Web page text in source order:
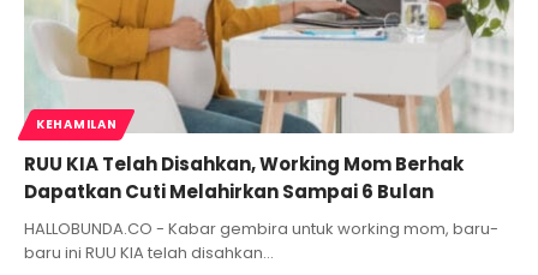
KEHAMILAN
RUU KIA Telah Disahkan, Working Mom Berhak
Dapatkan Cuti Melahirkan Sampai 6 Bulan
HALLOBUNDA.CO - Kabar gembira untuk working mom, baru-
baru ini RUU KIA telah disahkan…